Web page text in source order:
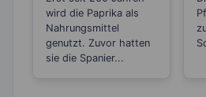
Zitrone
wird die Paprika als
Nahrungsmittel
genutzt. Zuvor hatten
sie die Spanier...